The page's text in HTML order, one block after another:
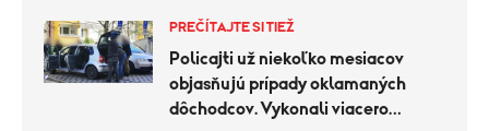
PREČÍTAJTE SI TIEŽ
Policajti už niekoľko mesiacov
objasňujú prípady oklamaných
dôchodcov. Vykonali viacero